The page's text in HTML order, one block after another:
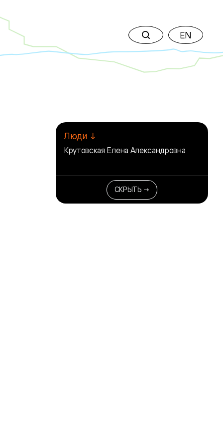
EN
Люди ↓
Крутовская Елена Александровна
СКРЫТЬ →